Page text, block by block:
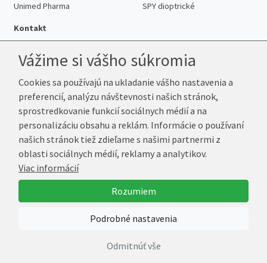
Unimed Pharma
SPY dioptrické
Kontakt
Telefón:+421 222 205 863
E-mail:info@k-sosovky.sk
Reklamačná adresa
Andrea Votavová
Revoluční 1017
290 01 Poděbrady
Česká republika
VytvorilMarek Kebza
Vážime si vášho súkromia
Cookies sa používajú na ukladanie vášho nastavenia a
preferencií, analýzu návštevnosti našich stránok,
sprostredkovanie funkcií sociálnych médií a na
personalizáciu obsahu a reklám. Informácie o používaní
našich stránok tiež zdieľame s našimi partnermi z
oblasti sociálnych médií, reklamy a analytikov.
Viac informácií
Rozumiem
Podrobné nastavenia
Odmitnúť vše